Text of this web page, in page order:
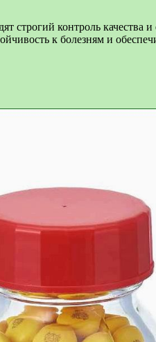
строгий контроль качества
к болезням и